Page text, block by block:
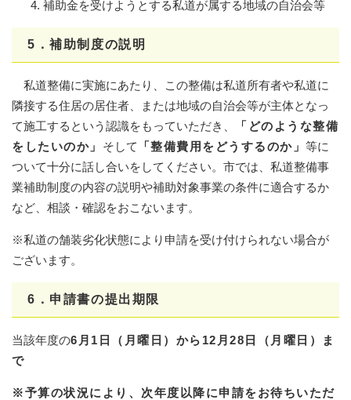
補助金を受けようとする私道が属する地域の自治会等
5．補助制度の説明
私道整備に実施にあたり、この整備は私道所有者や私道に
隣接する住居の居住者、または地域の自治会等が主体となっ
て施工するという認識をもっていただき、
「どのような整備
をしたいのか」 そして 「整備費用をどうするのか」 等に
ついて十分に話し合いをしてください。市では、私道整備事
業補助制度の内容の説明や補助対象事業の条件に適合するか
など、相談・確認をおこないます。
※私道の舗装劣化状態により申請を受け付けられない場合が
ございます。
6．申請書の提出期限
当該年度の6月1日（月曜日）から12 月28日（月曜日）ま
で
※予算の状況により、次年度以降に申請をお待ちいただ